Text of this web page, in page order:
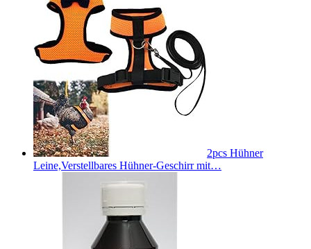
2pcs Hühner
Leine,Verstellbares Hühner-Geschirr mit…